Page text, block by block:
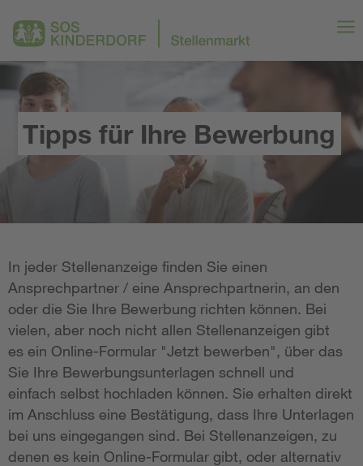
Tipps für Ihre Bewerbung
In jeder Stellenanzeige finden Sie einen
Ansprechpartner / eine Ansprechpartnerin, an den
oder die Sie Ihre Bewerbung richten können. Bei
vielen, aber noch nicht allen Stellenanzeigen gibt
es ein Online-Formular "Jetzt bewerben", über das
Sie Ihre Bewerbungsunterlagen schnell und
einfach selbst hochladen können. Sie erhalten direkt
im Anschluss eine Bestätigung, dass Ihre Unterlagen
bei uns eingegangen sind. Bei Stellenanzeigen, zu
denen es kein Online-Formular gibt, oder alternativ